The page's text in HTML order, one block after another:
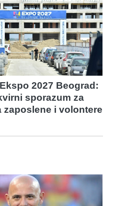
2027 Beograd:
sporazum za
zaposlene i volontere